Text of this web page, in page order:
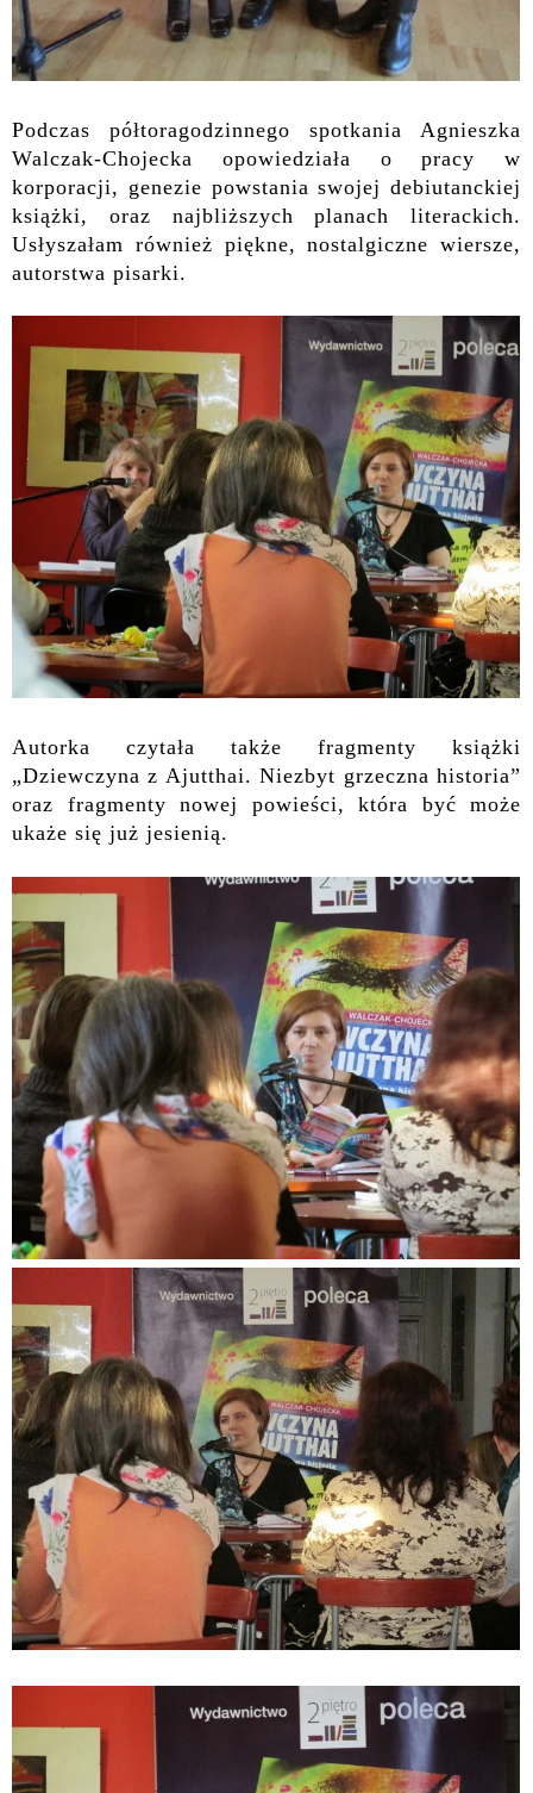
Podczas półtoragodzinnego spotkania Agnieszka
Walczak-Chojecka opowiedziała o pracy w
korporacji, genezie powstania swojej debiutanckiej
książki, oraz najbliższych planach literackich.
Usłyszałam również piękne, nostalgiczne wiersze,
autorstwa pisarki.
Autorka czytała także fragmenty książki
„Dziewczyna z Ajutthai. Niezbyt grzeczna historia”
oraz fragmenty nowej powieści, która być może
ukaże się już jesienią.